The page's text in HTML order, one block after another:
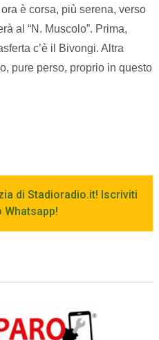
è corsa, più serena, verso
al “N. Muscolo”. Prima,
c’è il Bivongi. Altra
pure perso, proprio in questo
di Stadioradio.it! Iscriviti